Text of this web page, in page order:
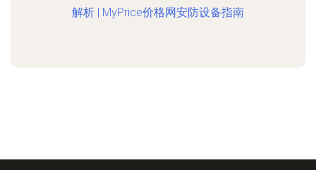
解析 | MyPrice价格网安防设备指南